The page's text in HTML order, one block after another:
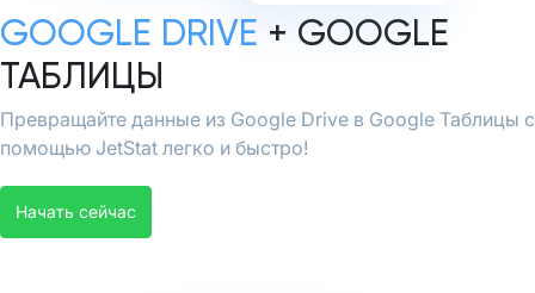
GOOGLE DRIVE + GOOGLE
ТАБЛИЦЫ
Превращайте данные из Google Drive в Google Таблицы с
помощью JetStat легко и быстро!
Начать сейчас